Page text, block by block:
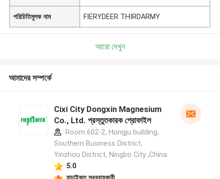
পরিচিতিমুলক নাম FIERYDEER THIRDARMY
আরো দেখুন
আমাদের সম্পর্কে
Cixi City Dongxin Magnesium
Co., Ltd. প্রস্তুতকারক প্রোফাইল
Room 602-2, Hongju building,
Southern Business District,
Yinzhou District, Ningbo City ,China
5.0